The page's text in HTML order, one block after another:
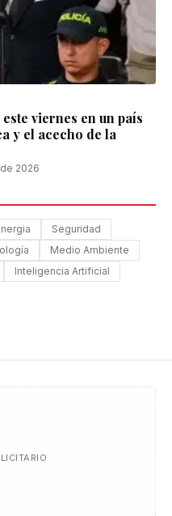
viernes en un país
y el acecho de la
2026
Seguridad
Medio Ambiente
Inteligencia Artificial